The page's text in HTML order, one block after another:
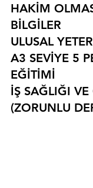
HAKİM
BİLGİLER
ULUSAL
A3 SEVİYE 5
EĞİTİMİ
İŞ SAĞLIĞI
(ZORUNLU